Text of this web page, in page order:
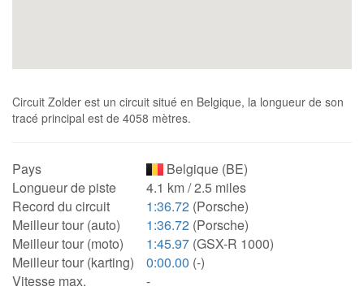
Circuit Zolder est un circuit situé en Belgique, la longueur de son
tracé principal est de 4058 mètres.
Pays
Belgique (BE)
Longueur de piste
4.1 km / 2.5 miles
Record du circuit
1:36.72 (Porsche)
Meilleur tour (auto)
1:36.72 (Porsche)
Meilleur tour (moto)
1:45.97 (GSX-R 1000)
Meilleur tour (karting)
0:00.00 (-)
Vitesse max.
-